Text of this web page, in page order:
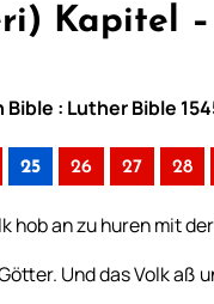
Kapitel –
: Luther Bible
25 26 27 28
hob an zu huren mit
Und das Volk aß